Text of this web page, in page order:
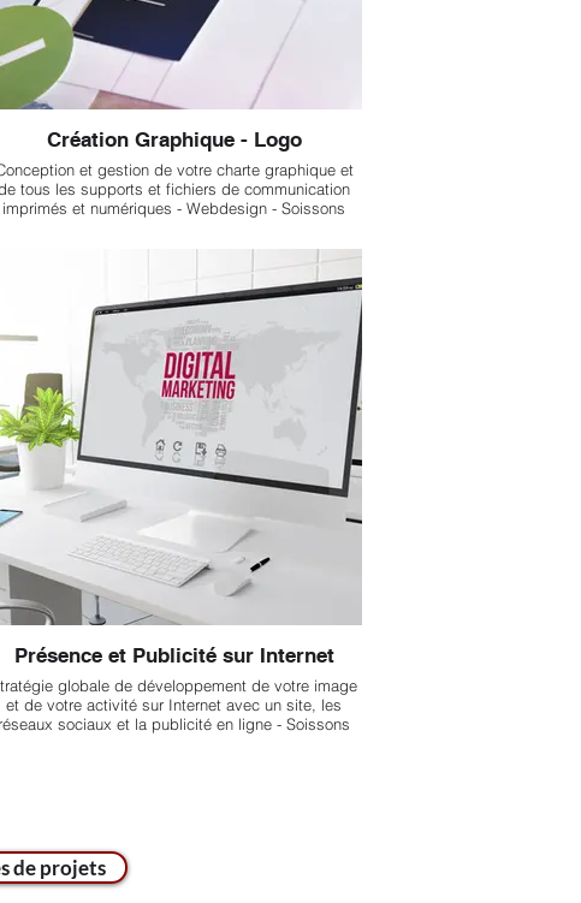
Création Graphique - Logo
et gestion de votre charte graphique et
tous les supports et fichiers de communication
imprimés et numériques - Webdesign - Soissons
Présence et Publicité sur Internet
globale de développement de votre image
et de votre activité sur Internet avec un site, les
réseaux sociaux et la publicité en ligne - Soissons
de projets